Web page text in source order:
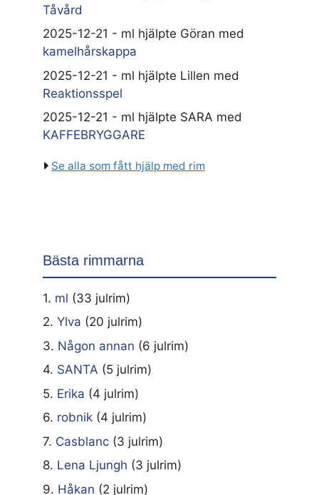
Tåvård
2025-12-21 - ml hjälpte Göran med
kamelhårskappa
2025-12-21 - ml hjälpte Lillen med
Reaktionsspel
2025-12-21 - ml hjälpte SARA med
KAFFEBRYGGARE
Se alla som fått hjälp med rim
Bästa rimmarna
1. ml (33 julrim)
2. Ylva (20 julrim)
3. Någon annan (6 julrim)
4. SANTA (5 julrim)
5. Erika (4 julrim)
6. robnik (4 julrim)
7. Casblanc (3 julrim)
8. Lena Ljungh (3 julrim)
9. Håkan (2 julrim)